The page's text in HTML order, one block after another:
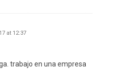
at 12:37
trabajo en una empresa